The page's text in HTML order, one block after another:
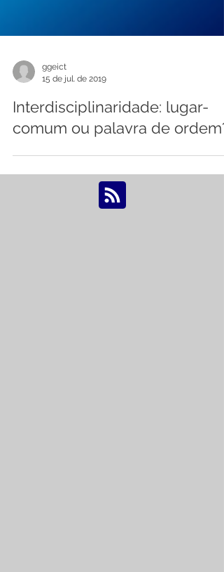
15 de jul. de 2019
Interdisciplinaridade: lugar-
comum ou palavra de ordem?